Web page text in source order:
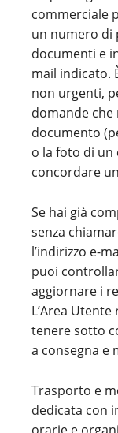
commerciale
un numero di
documenti e
mail indicato.
non urgenti,
domande
documento
o la foto di
concordare
Se hai già
senza
l’indirizzo e-
puoi
aggiornare i
L’Area
tenere sotto
a consegna e
Trasporto e
dedicata con